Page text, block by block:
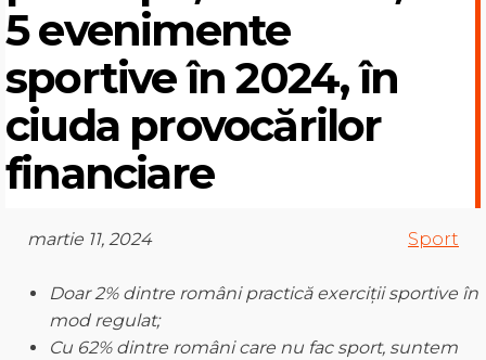
5 evenimente
sportive în 2024, în
ciuda provocărilor
financiare
martie 11, 2024 Sport
Doar2% dintre români practică exerciții sportive în
mod regulat;
Cu 62% dintre români care nu fac sport, suntem